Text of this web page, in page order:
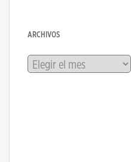
ARCHIVOS
Archivos